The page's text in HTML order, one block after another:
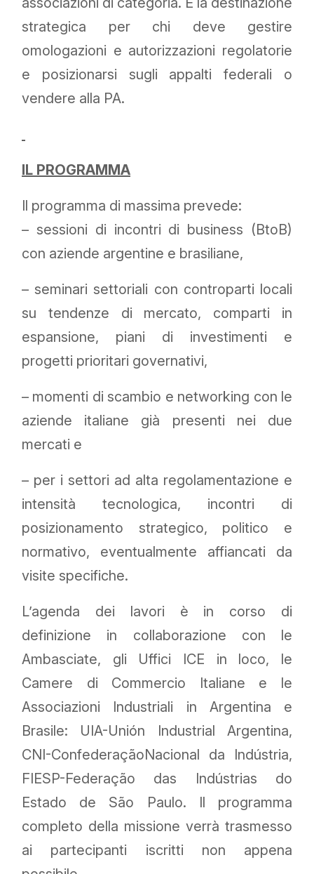
strategica per chi deve gestire
omologazioni e autorizzazioni regolatorie
e posizionarsi sugli appalti federali o
vendere alla PA.
IL PROGRAMMA
Il programma di massima prevede:
– sessioni di incontri di business (BtoB)
con aziende argentine e brasiliane,
– seminari settoriali con controparti locali
su tendenze di mercato, comparti in
espansione, piani di investimenti e
progetti prioritari governativi,
– momenti di scambio e networking con le
aziende italiane già presenti nei due
mercati e
– per i settori ad alta regolamentazione e
intensità tecnologica, incontri di
posizionamento strategico, politico e
normativo, eventualmente affiancati da
visite specifiche.
L’agenda dei lavori è in corso di
definizione in collaborazione con le
Ambasciate, gli Uffici ICE in loco, le
Camere di Commercio Italiane e le
Associazioni Industriali in Argentina e
Brasile: UIA-Unión Industrial Argentina,
CNI-ConfederaçãoNacional da Indústria,
FIESP-Federação das Indústrias do
Estado de São Paulo. Il programma
completo della missione verrà trasmesso
ai partecipanti iscritti non appena